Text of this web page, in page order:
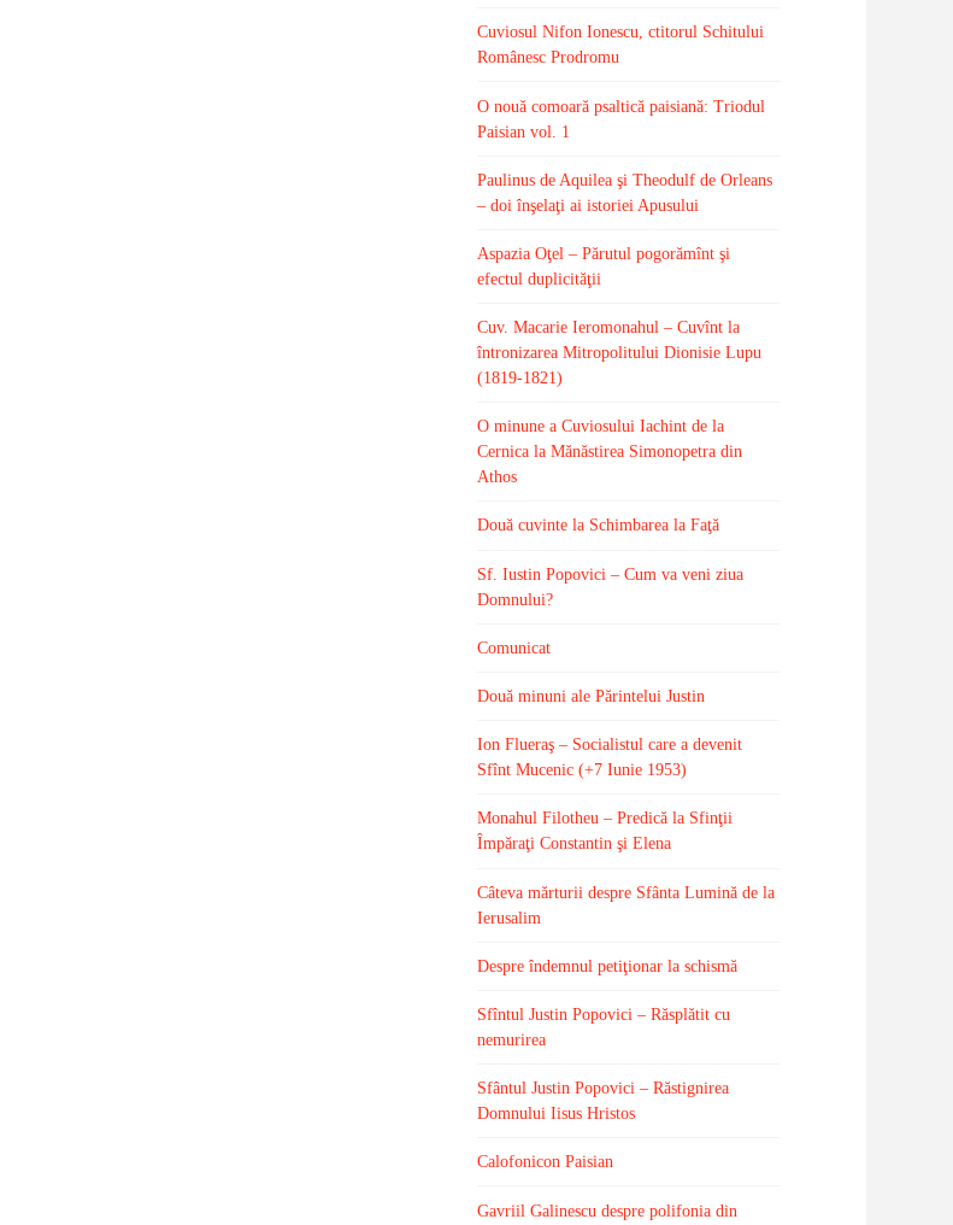
Cuviosul Nifon Ionescu, ctitorul Schitului
Românesc Prodromu
O nouă comoară psaltică paisiană: Triodul
Paisian vol. 1
Paulinus de Aquilea şi Theodulf de Orleans
– doi înşelaţi ai istoriei Apusului
Aspazia Oţel – Părutul pogorămînt şi
efectul duplicităţii
Cuv. Macarie Ieromonahul – Cuvînt la
întronizarea Mitropolitului Dionisie Lupu
(1819-1821)
O minune a Cuviosului Iachint de la
Cernica la Mănăstirea Simonopetra din
Athos
Două cuvinte la Schimbarea la Faţă
Sf. Iustin Popovici – Cum va veni ziua
Domnului?
Comunicat
Două minuni ale Părintelui Justin
Ion Flueraş – Socialistul care a devenit
Sfînt Mucenic (+7 Iunie 1953)
Monahul Filotheu – Predică la Sfinţii
Împăraţi Constantin şi Elena
Câteva mărturii despre Sfânta Lumină de la
Ierusalim
Despre îndemnul petiţionar la schismă
Sfîntul Justin Popovici – Răsplătit cu
nemurirea
Sfântul Justin Popovici – Răstignirea
Domnului Iisus Hristos
Calofonicon Paisian
Gavriil Galinescu despre polifonia din